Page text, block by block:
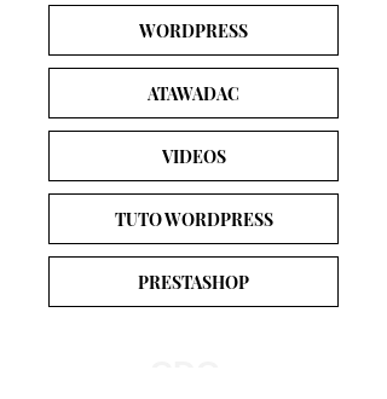
WORDPRESS
ATAWADAC
VIDEOS
TUTO WORDPRESS
PRESTASHOP